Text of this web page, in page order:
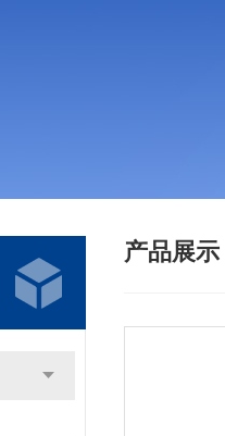
产品展示